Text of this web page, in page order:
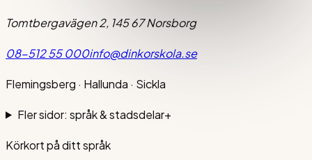
Tomtbergavägen 2, 145 67 Norsborg
08-512 55 000info@dinkorskola.se
Flemingsberg · Hallunda · Sickla
Fler sidor: språk & stadsdelar+
Körkort på ditt språk